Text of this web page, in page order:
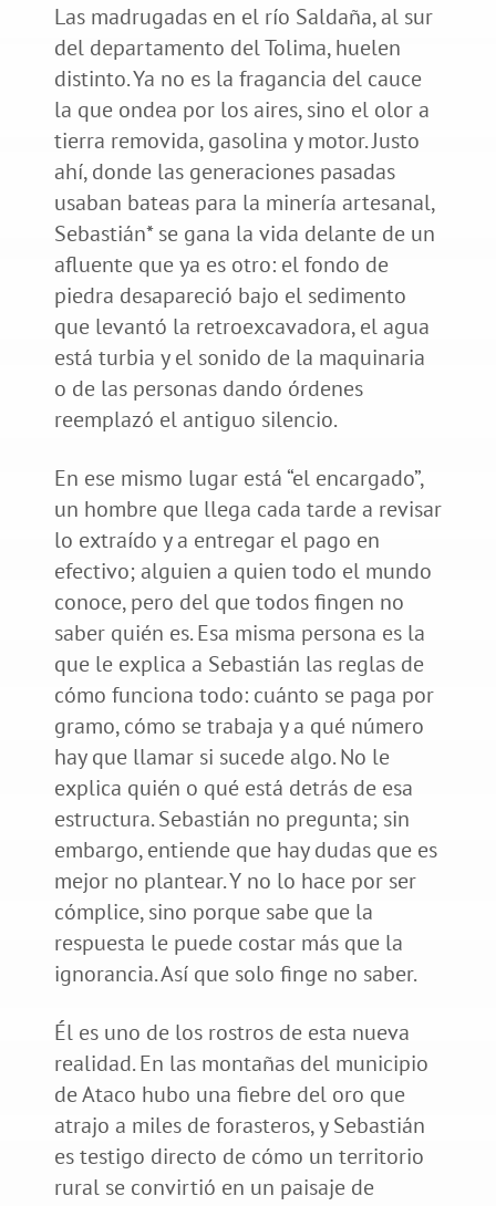
Las madrugadas en el río Saldaña, al sur
del departamento del Tolima, huelen
distinto. Ya no es la fragancia del cauce
la que ondea por los aires, sino el olor a
tierra removida, gasolina y motor. Justo
ahí, donde las generaciones pasadas
usaban bateas para la minería artesanal,
Sebastián* se gana la vida delante de un
afluente que ya es otro: el fondo de
piedra desapareció bajo el sedimento
que levantó la retroexcavadora, el agua
está turbia y el sonido de la maquinaria
o de las personas dando órdenes
reemplazó el antiguo silencio.
En ese mismo lugar está “el encargado”,
un hombre que llega cada tarde a revisar
lo extraído y a entregar el pago en
efectivo; alguien a quien todo el mundo
conoce, pero del que todos fingen no
saber quién es. Esa misma persona es la
que le explica a Sebastián las reglas de
cómo funciona todo: cuánto se paga por
gramo, cómo se trabaja y a qué número
hay que llamar si sucede algo. No le
explica quién o qué está detrás de esa
estructura. Sebastián no pregunta; sin
embargo, entiende que hay dudas que es
mejor no plantear. Y no lo hace por ser
cómplice, sino porque sabe que la
respuesta le puede costar más que la
ignorancia. Así que solo finge no saber.
Él es uno de los rostros de esta nueva
realidad. En las montañas del municipio
de Ataco hubo una fiebre del oro que
atrajo a miles de forasteros, y Sebastián
es testigo directo de cómo un territorio
rural se convirtió en un paisaje de